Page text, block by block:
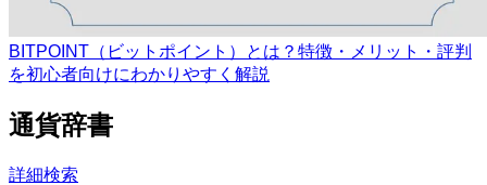
BITPOINT（ビットポイント）とは？特徴・メリット・評判
を初心者向けにわかりやすく解説
通貨辞書
詳細検索